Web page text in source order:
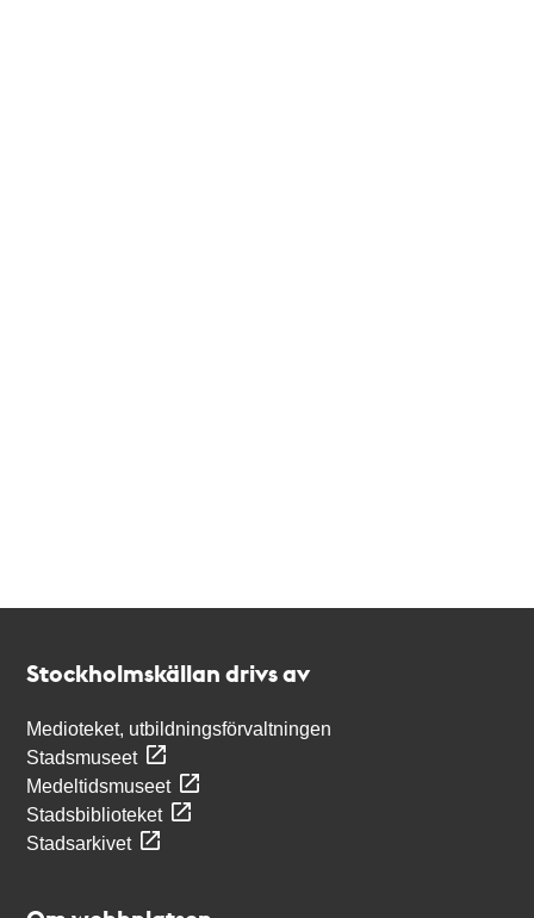
Stockholmskällan drivs av
Medioteket, utbildningsförvaltningen
Stadsmuseet
Medeltidsmuseet
Stadsbiblioteket
Stadsarkivet